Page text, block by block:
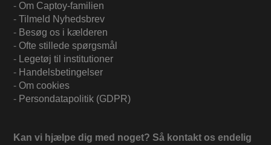
- Om Captoy-familien
- Tilmeld Nyhedsbrev
- Besøg os i kælderen
- Ofte stillede spørgsmål
- Legetøj til institutioner
- Handelsbetingelser
- Om cookies
- Persondatapolitik (GDPR)
Kan vi hjælpe dig med noget? Så kontakt os endelig